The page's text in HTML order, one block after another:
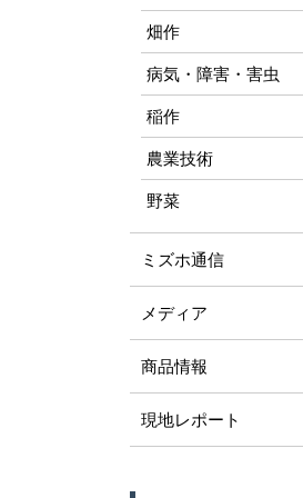
畑作
病気・障害・害虫
稲作
農業技術
野菜
ミズホ通信
メディア
商品情報
現地レポート